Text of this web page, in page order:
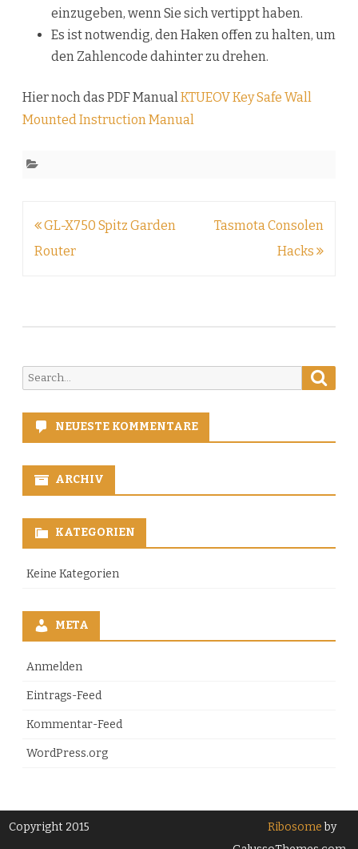
einzugeben, wenn Sie sich vertippt haben.
Es ist notwendig, den Haken offen zu halten, um
den Zahlencode dahinter zu drehen.
Hier noch das PDF ManualKTUEOV Key Safe Wall
Mounted Instruction Manual
Beitragsnavigation
GL-X750 Spitz Garden
Router
Tasmota Consolen
Hacks
Search
for:
NEUESTE KOMMENTARE
ARCHIV
KATEGORIEN
Keine Kategorien
META
Anmelden
Eintrags-Feed
Kommentar-Feed
WordPress.org
Copyright 2015 Ribosomeby